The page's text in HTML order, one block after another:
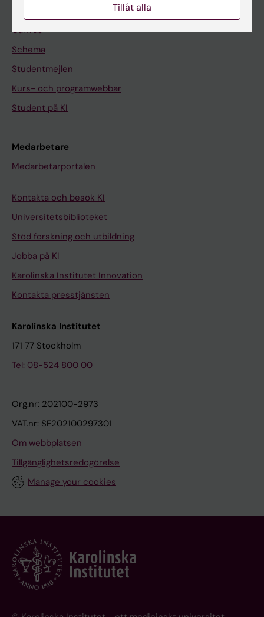
Canvas
Schema
Studentmejlen
Kurs- och programwebbar
Student på KI
Medarbetare
Medarbetarportalen
Kontakta och besök KI
Universitetsbiblioteket
Stöd forskning och utbildning
Jobba på KI
Karolinska Institutet Innovation
Kontakta presstjänsten
Karolinska Institutet
171 77 Stockholm
Tel: 08-524 800 00
Org.nr: 202100-2973
VAT.nr: SE202100297301
Om webbplatsen
Tillgänglighetsredogörelse
Manage your cookies
Tillåt alla